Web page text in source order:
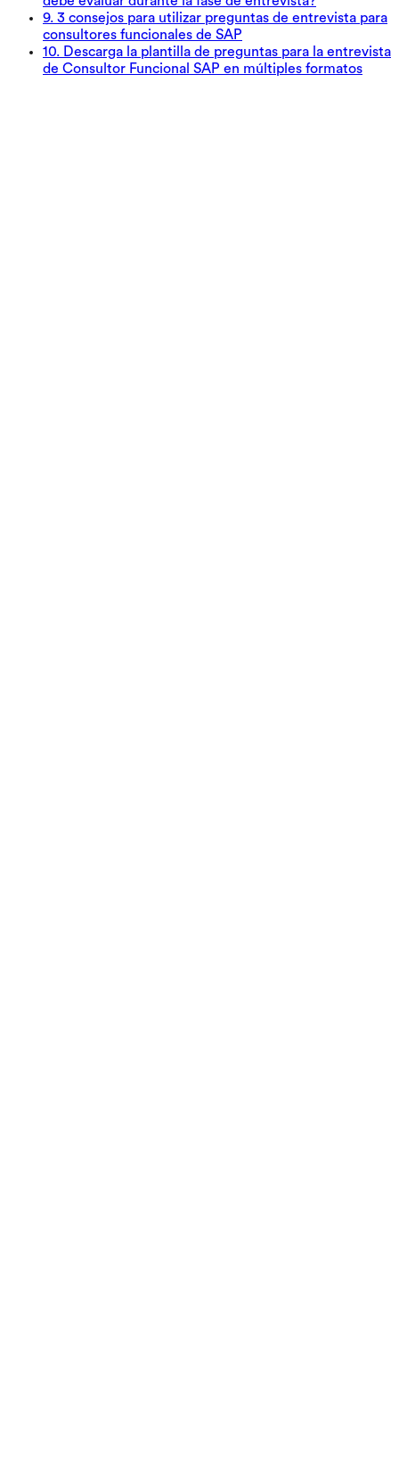
9. 3 consejos para utilizar preguntas de entrevista para
consultores funcionales de SAP
10. Descarga la plantilla de preguntas para la entrevista
de Consultor Funcional SAP en múltiples formatos